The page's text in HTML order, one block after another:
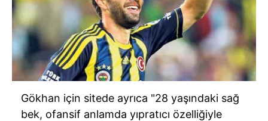
Gökhan için sitede ayrıca "28 yaşındaki sağ
bek, ofansif anlamda yıpratıcı özelliğiyle